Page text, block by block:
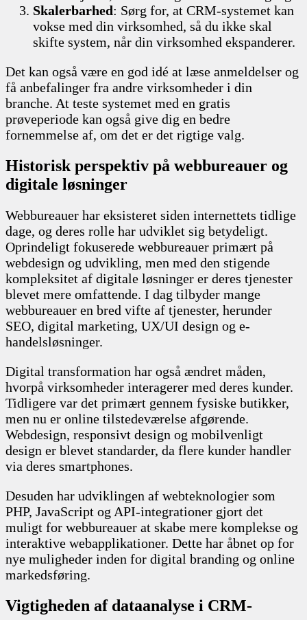
Skalerbarhed: Sørg for, at CRM-systemet kan
vokse med din virksomhed, så du ikke skal
skifte system, når din virksomhed ekspanderer.
Det kan også være en god idé at læse anmeldelser og
få anbefalinger fra andre virksomheder i din
branche. At teste systemet med en gratis
prøveperiode kan også give dig en bedre
fornemmelse af, om det er det rigtige valg.
Historisk perspektiv på webbureauer og
digitale løsninger
Webbureauer har eksisteret siden internettets tidlige
dage, og deres rolle har udviklet sig betydeligt.
Oprindeligt fokuserede webbureauer primært på
webdesign og udvikling, men med den stigende
kompleksitet af digitale løsninger er deres tjenester
blevet mere omfattende. I dag tilbyder mange
webbureauer en bred vifte af tjenester, herunder
SEO, digital marketing, UX/UI design og e-
handelsløsninger.
Digital transformation har også ændret måden,
hvorpå virksomheder interagerer med deres kunder.
Tidligere var det primært gennem fysiske butikker,
men nu er online tilstedeværelse afgørende.
Webdesign, responsivt design og mobilvenligt
design er blevet standarder, da flere kunder handler
via deres smartphones.
Desuden har udviklingen af webteknologier som
PHP, JavaScript og API-integrationer gjort det
muligt for webbureauer at skabe mere komplekse og
interaktive webapplikationer. Dette har åbnet op for
nye muligheder inden for digital branding og online
markedsføring.
Vigtigheden af dataanalyse i CRM-